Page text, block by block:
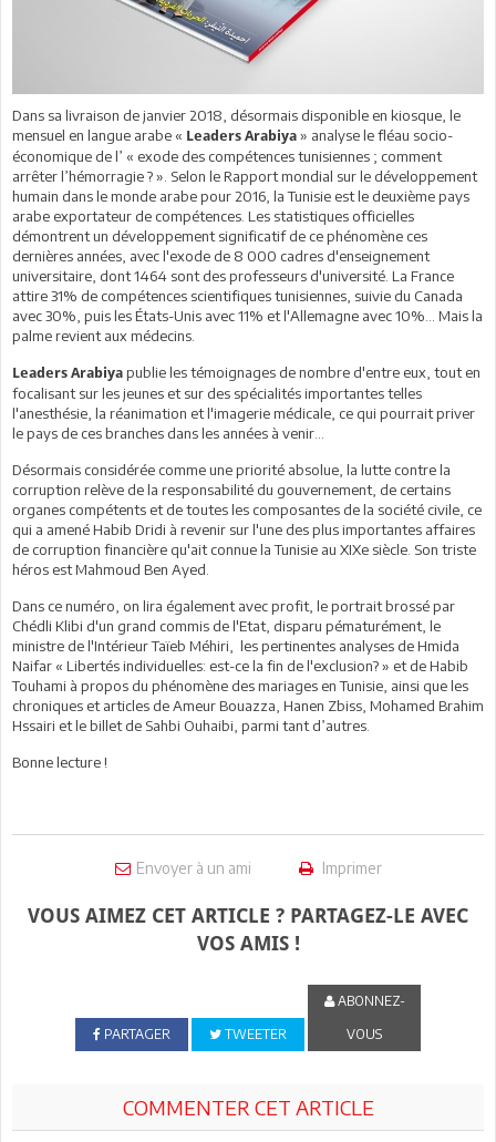
Dans sa livraison de janvier 2018, désormais disponible en kiosque, le
mensuel en langue arabe « Leaders Arabiya » analyse le fléau socio-
économique de l’ « exode des compétences tunisiennes ; comment
arrêter l’hémorragie ? ». Selon le Rapport mondial sur le développement
humain dans le monde arabe pour 2016, la Tunisie est le deuxième pays
arabe exportateur de compétences. Les statistiques officielles
démontrent un développement significatif de ce phénomène ces
dernières années, avec l'exode de 8 000 cadres d'enseignement
universitaire, dont 1464 sont des professeurs d'université. La France
attire 31% de compétences scientifiques tunisiennes, suivie du Canada
avec 30%, puis les États-Unis avec 11% et l'Allemagne avec 10%... Mais la
palme revient aux médecins.
Leaders Arabiya publie les témoignages de nombre d'entre eux, tout en
focalisant sur les jeunes et sur des spécialités importantes telles
l'anesthésie, la réanimation et l'imagerie médicale, ce qui pourrait priver
le pays de ces branches dans les années à venir…
Désormais considérée comme une priorité absolue, la lutte contre la
corruption relève de la responsabilité du gouvernement, de certains
organes compétents et de toutes les composantes de la société civile, ce
qui a amené Habib Dridi à revenir sur l'une des plus importantes affaires
de corruption financière qu'ait connue la Tunisie au XIXe siècle. Son triste
héros est Mahmoud Ben Ayed.
Dans ce numéro, on lira également avec profit, le portrait brossé par
Chédli Klibi d'un grand commis de l'Etat, disparu pématurément, le
ministre de l'Intérieur Taïeb Méhiri, les pertinentes analyses de Hmida
Naifar « Libertés individuelles: est-ce la fin de l'exclusion? » et de Habib
Touhami à propos du phénomène des mariages en Tunisie, ainsi que les
chroniques et articles de Ameur Bouazza, Hanen Zbiss, Mohamed Brahim
Hssairi et le billet de Sahbi Ouhaibi, parmi tant d’autres.
Bonne lecture !
Envoyer à un ami Imprimer
VOUS AIMEZ CET ARTICLE ? PARTAGEZ-LE AVEC
VOS AMIS !
PARTAGER TWEETER
ABONNEZ-
VOUS
COMMENTER CET ARTICLE